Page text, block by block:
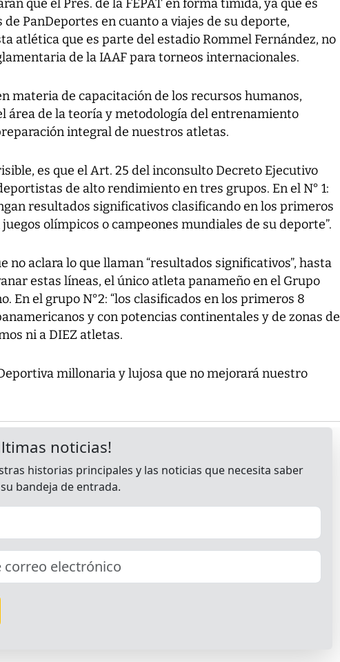
que el Pres. de la FEPAT en forma tímida, ya que es
PanDeportes en cuanto a viajes de su deporte,
atlética que es parte del estadio Rommel Fernández, no
de la IAAF para torneos internacionales.
materia de capacitación de los recursos humanos,
área de la teoría y metodología del entrenamiento
integral de nuestros atletas.
es que el Art. 25 del inconsulto Decreto Ejecutivo
de alto rendimiento en tres grupos. En el N° 1:
resultados significativos clasificando en los primeros
olímpicos o campeones mundiales de su deporte”.
no aclara lo que llaman “resultados significativos”, hasta
estas líneas, el único atleta panameño en el Grupo
En el grupo N°2: “los clasificados en los primeros 8
y con potencias continentales y de zonas de
ni a DIEZ atletas.
millonaria y lujosa que no mejorará nuestro